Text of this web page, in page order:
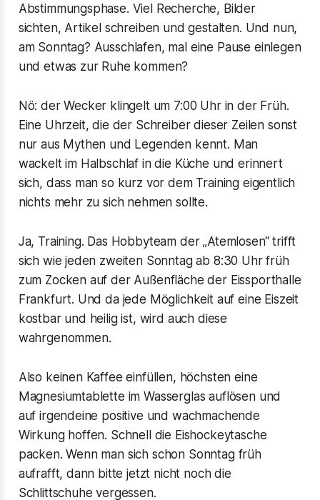
Abstimmungsphase. Viel Recherche, Bilder
sichten, Artikel schreiben und gestalten. Und nun,
am Sonntag? Ausschlafen, mal eine Pause einlegen
und etwas zur Ruhe kommen?
Nö: der Wecker klingelt um 7:00 Uhr in der Früh.
Eine Uhrzeit, die der Schreiber dieser Zeilen sonst
nur aus Mythen und Legenden kennt. Man
wackelt im Halbschlaf in die Küche und erinnert
sich, dass man so kurz vor dem Training eigentlich
nichts mehr zu sich nehmen sollte.
Ja, Training. Das Hobbyteam der „Atemlosen“ trifft
sich wie jeden zweiten Sonntag ab 8:30 Uhr früh
zum Zocken auf der Außenfläche der Eissporthalle
Frankfurt. Und da jede Möglichkeit auf eine Eiszeit
kostbar und heilig ist, wird auch diese
wahrgenommen.
Also keinen Kaffee einfüllen, höchsten eine
Magnesiumtablette im Wasserglas auflösen und
auf irgendeine positive und wachmachende
Wirkung hoffen. Schnell die Eishockeytasche
packen. Wenn man sich schon Sonntag früh
aufrafft, dann bitte jetzt nicht noch die
Schlittschuhe vergessen.